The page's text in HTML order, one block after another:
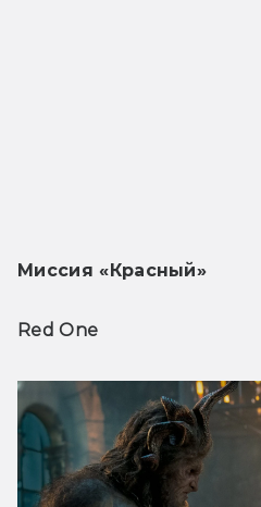
Миссия «Красный»
Red One